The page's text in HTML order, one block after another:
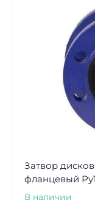
Затвор
фланцевый
В наличии